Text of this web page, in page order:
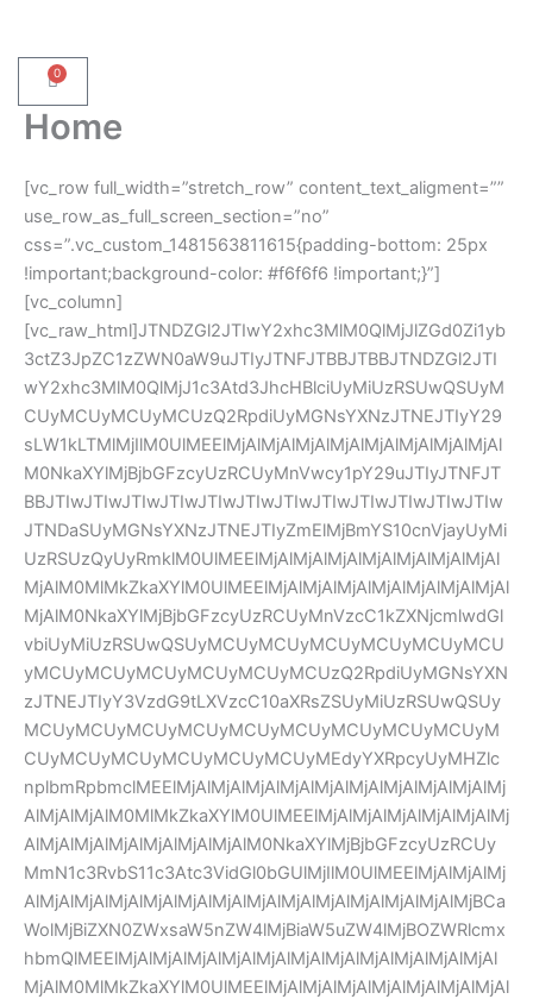
0
Winkelwagen
Home
[vc_row full_width=”stretch_row” content_text_aligment=””
use_row_as_full_screen_section=”no”
css=”.vc_custom_1481563811615{padding-bottom: 25px
!important;background-color: #f6f6f6 !important;}”]
[vc_column]
[vc_raw_html]JTNDZGl2JTIwY2xhc3MlM0QlMjJlZGd0Zi1yb
3ctZ3JpZC1zZWN0aW9uJTIyJTNFJTBBJTBBJTNDZGl2JTI
wY2xhc3MlM0QlMjJ1c3Atd3JhcHBlciUyMiUzRSUwQSUyM
CUyMCUyMCUyMCUzQ2RpdiUyMGNsYXNzJTNEJTIyY29
sLW1kLTMlMjIlM0UlMEElMjAlMjAlMjAlMjAlMjAlMjAlMjAlMjAl
M0NkaXYlMjBjbGFzcyUzRCUyMnVwcy1pY29uJTIyJTNFJT
BBJTIwJTIwJTIwJTIwJTIwJTIwJTIwJTIwJTIwJTIwJTIwJTIw
JTNDaSUyMGNsYXNzJTNEJTIyZmElMjBmYS10cnVjayUyMi
UzRSUzQyUyRmklM0UlMEElMjAlMjAlMjAlMjAlMjAlMjAlMjAl
MjAlM0MlMkZkaXYlM0UlMEElMjAlMjAlMjAlMjAlMjAlMjAlMjAl
MjAlM0NkaXYlMjBjbGFzcyUzRCUyMnVzcC1kZXNjcmlwdGl
vbiUyMiUzRSUwQSUyMCUyMCUyMCUyMCUyMCUyMCU
yMCUyMCUyMCUyMCUyMCUyMCUzQ2RpdiUyMGNsYXN
zJTNEJTIyY3VzdG9tLXVzcC10aXRsZSUyMiUzRSUwQSUy
MCUyMCUyMCUyMCUyMCUyMCUyMCUyMCUyMCUyM
CUyMCUyMCUyMCUyMCUyMCUyMEdyYXRpcyUyMHZlc
nplbmRpbmclMEElMjAlMjAlMjAlMjAlMjAlMjAlMjAlMjAlMjAlMj
AlMjAlMjAlM0MlMkZkaXYlM0UlMEElMjAlMjAlMjAlMjAlMjAlMj
AlMjAlMjAlMjAlMjAlMjAlMjAlM0NkaXYlMjBjbGFzcyUzRCUy
MmN1c3RvbS11c3Atc3VidGl0bGUlMjIlM0UlMEElMjAlMjAlMj
AlMjAlMjAlMjAlMjAlMjAlMjAlMjAlMjAlMjAlMjAlMjAlMjAlMjBCa
WolMjBiZXN0ZWxsaW5nZW4lMjBiaW5uZW4lMjBOZWRlcmx
hbmQlMEElMjAlMjAlMjAlMjAlMjAlMjAlMjAlMjAlMjAlMjAlMjAl
MjAlM0MlMkZkaXYlM0UlMEElMjAlMjAlMjAlMjAlMjAlMjAlMjAl